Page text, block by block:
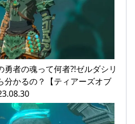
勇者の魂って何者?!ゼルダシリ
分かるの？【ティアーズオブ